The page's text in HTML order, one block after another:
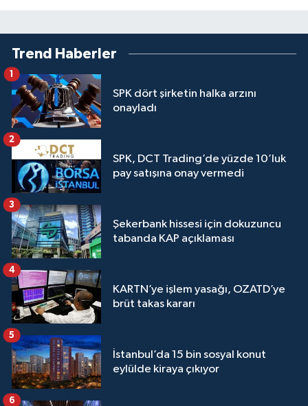
Trend Haberler
SPK dört şirketin halka arzını
onayladı
1
SPK, DCT Trading’de yüzde 10’luk
pay satışına onay vermedi
2
Şekerbank hissesi için dokuzuncu
tabanda KAP açıklaması
3
KARTN’ye işlem yasağı, OZATD’ye
brüt takas kararı
4
İstanbul’da 15 bin sosyal konut
eylülde kiraya çıkıyor
5
6